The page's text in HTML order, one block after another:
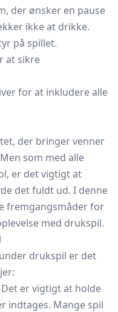
der ønsker en pause
ikke at drikke.
på spillet.
at sikre
for at inkludere alle
der bringer venner
som med alle
er det vigtigt at
det fuldt ud. I denne
fremgangsmåder for
med drukspil.
drukspil er det
Det er vigtigt at holde
indtages. Mange spil